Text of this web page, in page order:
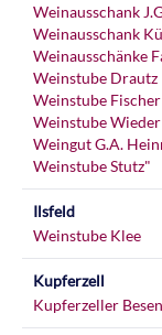
Weinausschank
Weinausschank
Weinausschänke
Weinstube Drautz
Weinstube Fischer
Weinstube Wieder
Weingut G.A.
Weinstube Stutz"
Ilsfeld
Weinstube Klee
Kupferzell
Kupferzeller Besen